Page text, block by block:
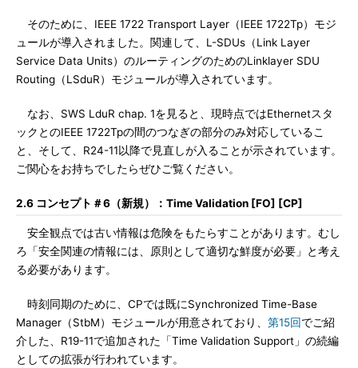
そのために、IEEE 1722 Transport Layer（IEEE 1722Tp）モジ
ュールが導入されました。関連して、L-SDUs（Link Layer
Service Data Units）のルーティングのためのLinklayer SDU
Routing（LSduR）モジュールが導入されています。
なお、SWS LduR chap. 1を見ると、現時点ではEthernetスタ
ックとのIEEE 1722Tpの間のつなぎの部分のみ対応しているこ
と、そして、R24-11以降で見直しが入ることが示されています。
ご関心をお持ちでしたらぜひご覧ください。
2.6 コンセプト＃6（新規）：Time Validation [FO] [CP]
安全観点では古い情報は危険をもたらすことがあります。むし
ろ「安全関連の情報には、原則として適切な鮮度が必要」と考え
る必要があります。
時刻同期のために、CPでは既にSynchronized Time-Base
Manager（StbM）モジュールが用意されており、 第15回でご紹
介した、R19-11で追加された「Time Validation Support」の続編
としての拡張が行われています。